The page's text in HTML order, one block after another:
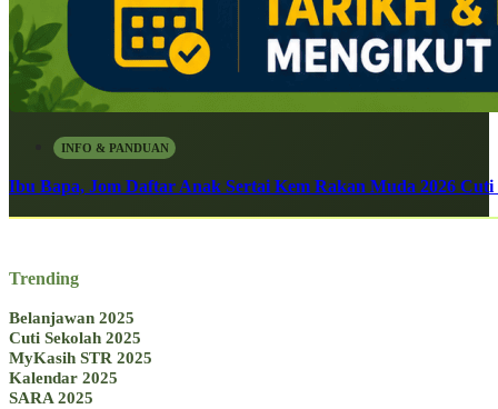
INFO & PANDUAN
Ibu Bapa, Jom Daftar Anak Sertai Kem Rakan Muda 2026
Trending
Belanjawan 2025
Cuti Sekolah 2025
MyKasih STR 2025
Kalendar 2025
SARA 2025